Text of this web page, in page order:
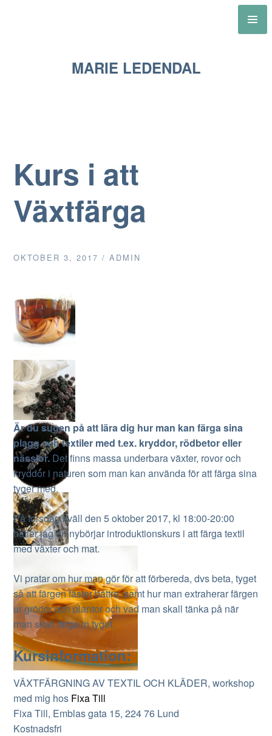
MARIE LEDENDAL
Kurs i att
Växtfärga
OKTOBER 3, 2017 /ADMIN
Är du sugen på att lära dig hur man kan färga sina
plagg och textiler med t.ex. kryddor, rödbetor eller
nässlor. Det finns massa underbara växter, rovor och
kryddor i naturen som man kan använda för att färga sina
tyger med.
På torsdag kväll den 5 oktober 2017, kl 18:00-20:00
håller jag en nybörjar introduktionskurs i att färga textil
med växter och mat.
Vi pratar om hur man gör för att förbereda, dvs beta, tyget
så att färgen fäster bättre, samt hur man extraherar färgen
ur grödor och plantor och vad man skall tänka på när
man skall färga in tyget.
Kursinformation:
VÄXTFÄRGNING AV TEXTIL OCH KLÄDER, workshop
med mig hos Fixa Till
Fixa Till, Emblas gata 15, 224 76 Lund
Kostnadsfri